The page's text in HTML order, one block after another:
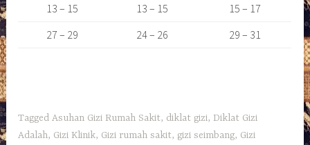
13 – 15
13 – 15
15 – 17
27 – 29
24 – 26 29 – 31
TaggedAsuhan Gizi Rumah Sakit, diklat gizi,Diklat Gizi
Adalah, Gizi Klinik, Gizi rumah sakit, gizi seimbang, Gizi